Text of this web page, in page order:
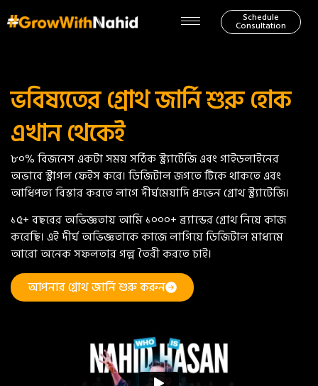
Schedule
Consultation
ভবিষ্যতের গ্রোথ জার্নি শুরু হোক
এখান থেকেই
৮০% বিজনেস একটা সময় সঠিক স্ট্র্যাটেজি এবং গাইডলাইনের
অভাবে স্ট্রাগল ফেইস করে। ডিজিটাল জগতে টিকে থাকতে এবং
আধিপত্য বিস্তার করতে লাগে দীর্ঘমেয়াদি প্রুভেন গ্রোথ স্ট্র্যাটেজি।
১৫+ বছরের অভিজ্ঞতায় আমি ১০০০+ ব্র্যান্ডের গ্রোথ নিয়ে কাজ
করেছি। এই দীর্ঘ অভিজ্ঞতাকে কাজে লাগিয়ে ডিজিটাল মাধ্যমে
আরো অনেক সফলতার গল্প তৈরী করতে চাই।
আপনার গ্রোথ জার্নি শুরু করুন